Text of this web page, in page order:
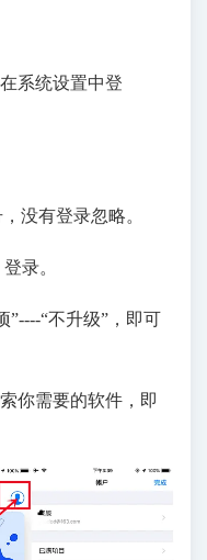
系统设置中登
没有登录忽略。
录。
”----“不升级”，即可
你需要的软件，即